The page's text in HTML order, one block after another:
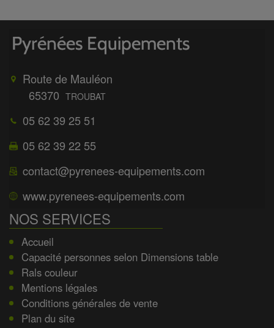
Route de Mauléon
65370 TROUBAT
05 62 39 25 51
05 62 39 22 55
contact@pyrenees-equipements.com
www.pyrenees-equipements.com
NOS SERVICES
Accueil
Capacité personnes selon Dimensions table
Rals couleur
Mentions légales
Conditions générales de vente
Plan du site